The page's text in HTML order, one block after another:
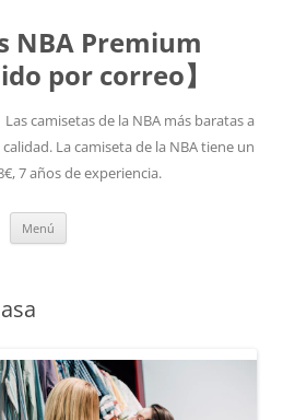
NBA Premium
por correo】
camisetas de la NBA más baratas a
La camiseta de la NBA tiene un
7 años de experiencia.
Menú